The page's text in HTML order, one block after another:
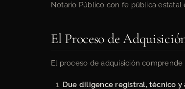
Notario Público con fe pública
El Proceso de
El proceso de adquisición
Due diligence registral, técnico y